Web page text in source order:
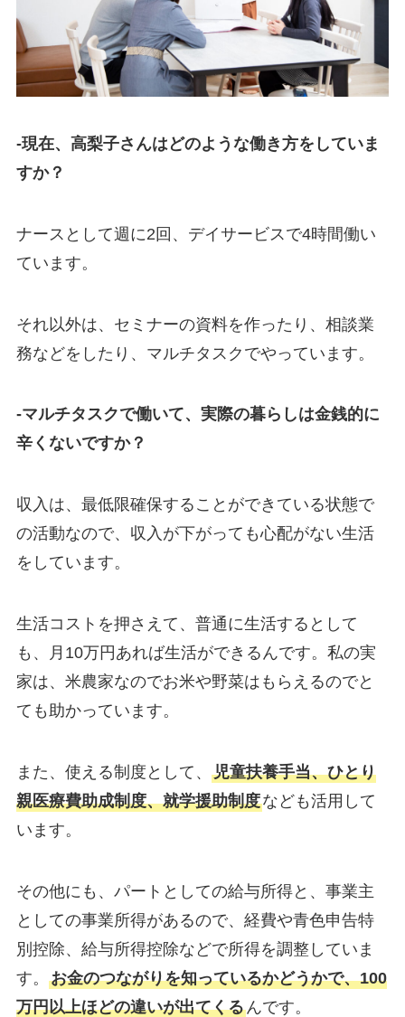
-現在、高梨子さんはどのような働き方をしていま
すか？
ナースとして週に2回、デイサービスで4時間働い
ています。
それ以外は、セミナーの資料を作ったり、相談業
務などをしたり、マルチタスクでやっています。
-マルチタスクで働いて、実際の暮らしは金銭的に
辛くないですか？
収入は、最低限確保することができている状態で
の活動なので、収入が下がっても心配がない生活
をしています。
生活コストを押さえて、普通に生活するとして
も、月10万円あれば生活ができるんです。私の実
家は、米農家なのでお米や野菜はもらえるのでと
ても助かっています。
また、使える制度として、 児童扶養手当、ひとり
親医療費助成制度、就学援助制度なども活用して
います。
その他にも、パートとしての給与所得と、事業主
としての事業所得があるので、経費や青色申告特
別控除、給与所得控除などで所得を調整していま
す。 お金のつながりを知っているかどうかで、100
万円以上ほどの違いが出てくるんです。